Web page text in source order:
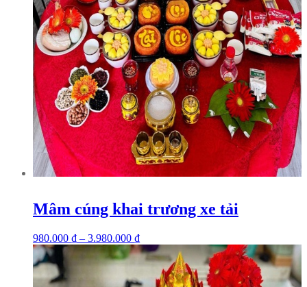
Mâm cúng khai trương xe tải
980.000 ₫ – 3.980.000 ₫